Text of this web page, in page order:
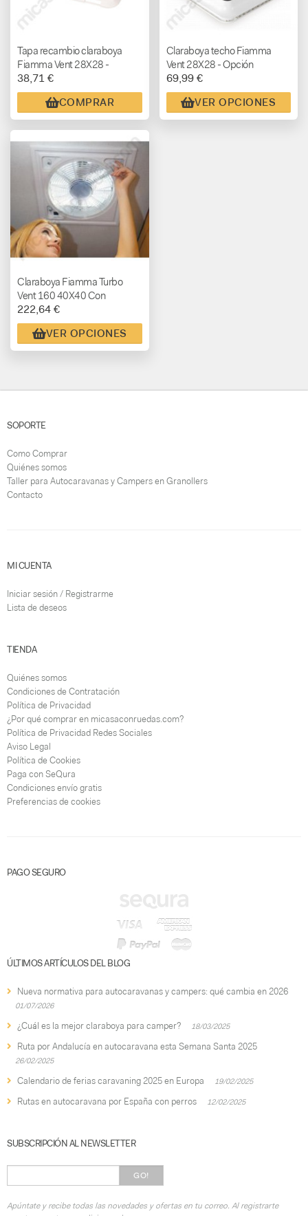
Tapa recambio claraboya
Fiamma Vent 28X28 -
BLANCA
38,71 €
COMPRAR
Claraboya techo Fiamma
Vent 28X28 - Opción
ventilador TURBOVENT
69,99 €
VER OPCIONES
Claraboya Fiamma Turbo
Vent 160 40X40 Con
Termostato
222,64 €
VER OPCIONES
SOPORTE
Como Comprar
Quiénes somos
Taller para Autocaravanas y Campers en Granollers
Contacto
MI CUENTA
Iniciar sesión / Registrarme
Lista de deseos
TIENDA
Quiénes somos
Condiciones de Contratación
Política de Privacidad
¿Por qué comprar en micasaconruedas.com?
Política de Privacidad Redes Sociales
Aviso Legal
Política de Cookies
Paga con SeQura
Condiciones envío gratis
Preferencias de cookies
PAGO SEGURO
ÚLTIMOS ARTÍCULOS DEL BLOG
Nueva normativa para autocaravanas y campers: qué cambia en 2026
01/07/2026
¿Cuál es la mejor claraboya para camper? 18/03/2025
Ruta por Andalucía en autocaravana esta Semana Santa 2025
26/02/2025
Calendario de ferias caravaning 2025 en Europa 19/02/2025
Rutas en autocaravana por España con perros 12/02/2025
SUBSCRIPCIÓN AL NEWSLETTER
GO!
Apúntate y recibe todas las novedades y ofertas en tu correo. Al registrarte